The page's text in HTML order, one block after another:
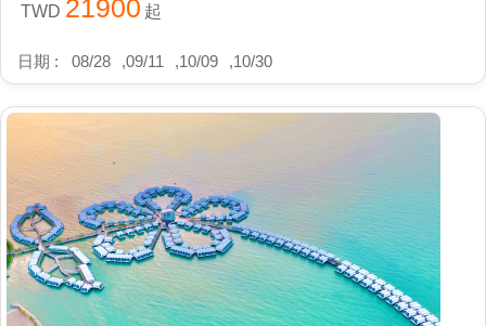
TWD 21900 起
日期 : 08/28 ,09/11 ,10/09 ,10/30